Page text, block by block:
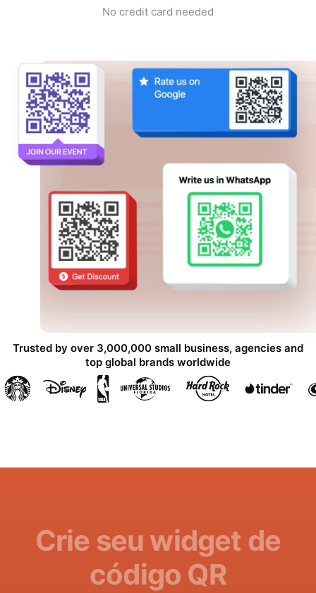
No credit card needed
Trusted by over 3,000,000 small business, agencies and
top global brands worldwide
Crie seu widget de
código QR